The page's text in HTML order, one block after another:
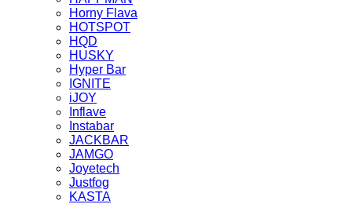
Horny Flava
HOTSPOT
HQD
HUSKY
Hyper Bar
IGNITE
iJOY
Inflave
Instabar
JACKBAR
JAMGO
Joyetech
Justfog
KASTA